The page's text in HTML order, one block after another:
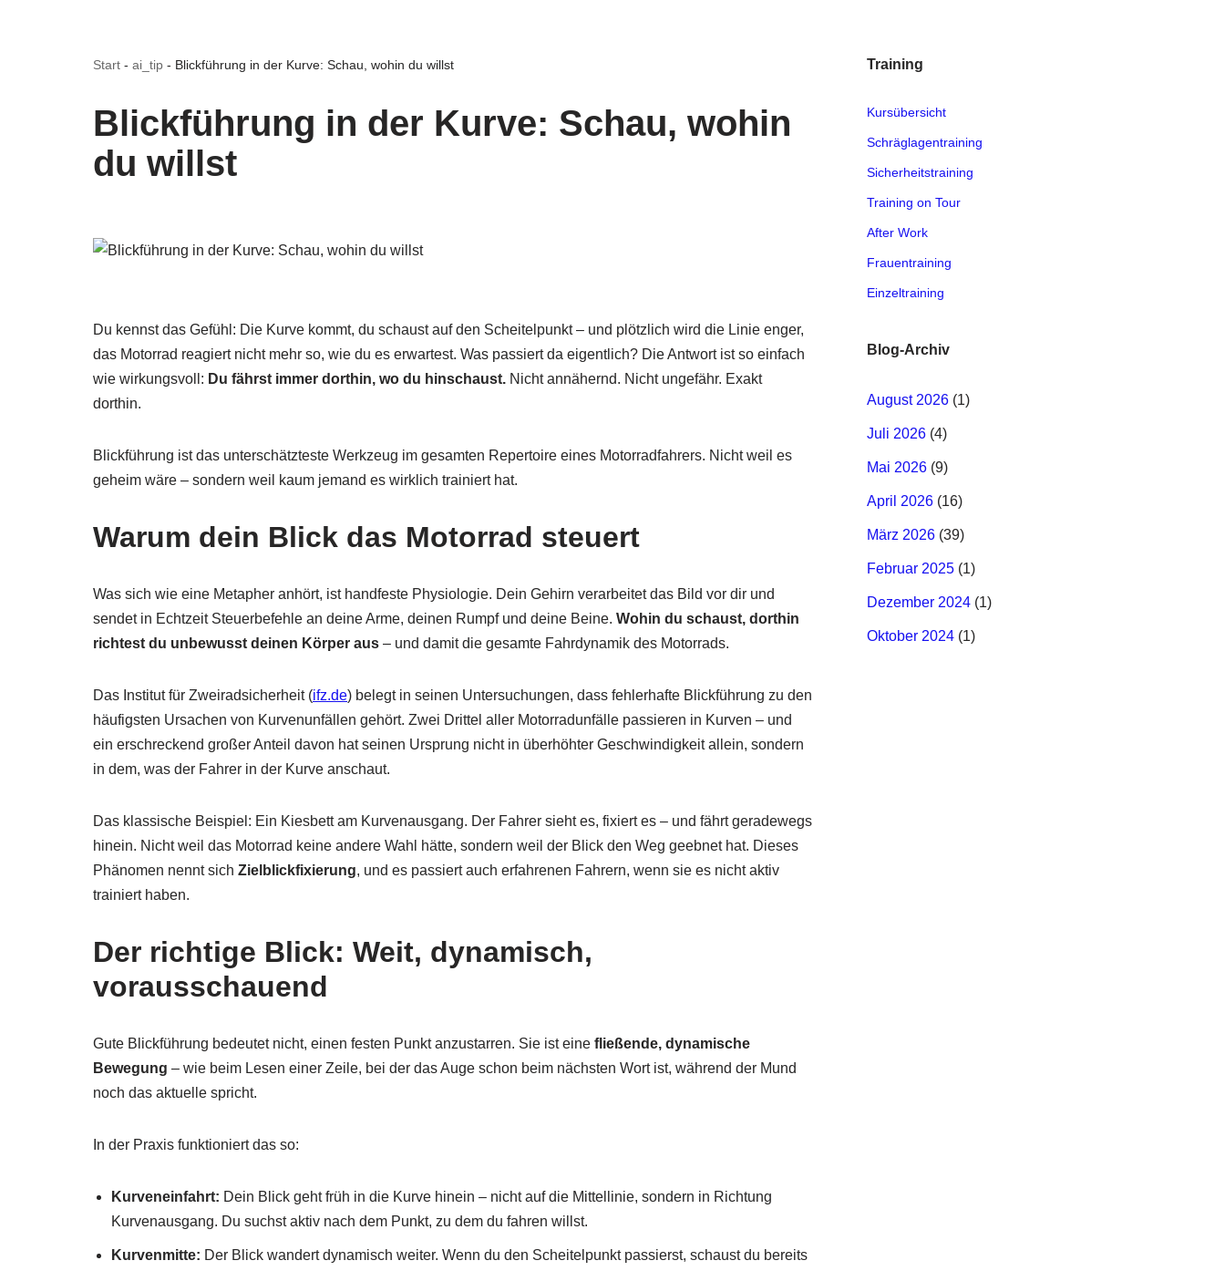
Start - ai_tip - Blickführung in der Kurve: Schau, wohin du willst
Blickführung in der Kurve: Schau, wohin
du willst
Du kennst das Gefühl: Die Kurve kommt, du schaust auf den Scheitelpunkt – und plötzlich wird die Linie enger,
das Motorrad reagiert nicht mehr so, wie du es erwartest. Was passiert da eigentlich? Die Antwort ist so einfach
wie wirkungsvoll: Du fährst immer dorthin, wo du hinschaust. Nicht annähernd. Nicht ungefähr. Exakt
dorthin.
Blickführung ist das unterschätzteste Werkzeug im gesamten Repertoire eines Motorradfahrers. Nicht weil es
geheim wäre – sondern weil kaum jemand es wirklich trainiert hat.
Warum dein Blick das Motorrad steuert
Was sich wie eine Metapher anhört, ist handfeste Physiologie. Dein Gehirn verarbeitet das Bild vor dir und
sendet in Echtzeit Steuerbefehle an deine Arme, deinen Rumpf und deine Beine. Wohin du schaust, dorthin
richtest du unbewusst deinen Körper aus – und damit die gesamte Fahrdynamik des Motorrads.
Das Institut für Zweiradsicherheit (ifz.de) belegt in seinen Untersuchungen, dass fehlerhafte Blickführung zu den
häufigsten Ursachen von Kurvenunfällen gehört. Zwei Drittel aller Motorradunfälle passieren in Kurven – und
ein erschreckend großer Anteil davon hat seinen Ursprung nicht in überhöhter Geschwindigkeit allein, sondern
in dem, was der Fahrer in der Kurve anschaut.
Das klassische Beispiel: Ein Kiesbett am Kurvenausgang. Der Fahrer sieht es, fixiert es – und fährt geradewegs
hinein. Nicht weil das Motorrad keine andere Wahl hätte, sondern weil der Blick den Weg geebnet hat. Dieses
Phänomen nennt sich Zielblickfixierung, und es passiert auch erfahrenen Fahrern, wenn sie es nicht aktiv
trainiert haben.
Der richtige Blick: Weit, dynamisch,
vorausschauend
Gute Blickführung bedeutet nicht, einen festen Punkt anzustarren. Sie ist eine fließende, dynamische
Bewegung – wie beim Lesen einer Zeile, bei der das Auge schon beim nächsten Wort ist, während der Mund
noch das aktuelle spricht.
In der Praxis funktioniert das so:
Kurveneinfahrt: Dein Blick geht früh in die Kurve hinein – nicht auf die Mittellinie, sondern in Richtung
Kurvenausgang. Du suchst aktiv nach dem Punkt, zu dem du fahren willst.
Kurvenmitte: Der Blick wandert dynamisch weiter. Wenn du den Scheitelpunkt passierst, schaust du bereits
Training
Kursübersicht
Schräglagentraining
Sicherheitstraining
Training on Tour
After Work
Frauentraining
Einzeltraining
Blog-Archiv
August 2026 (1)
Juli 2026 (4)
Mai 2026 (9)
April 2026 (16)
März 2026 (39)
Februar 2025 (1)
Dezember 2024 (1)
Oktober 2024 (1)